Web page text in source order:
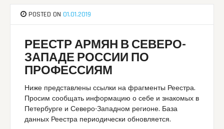
POSTED ON 01.01.2019
РЕЕСТР АРМЯН В СЕВЕРО-
ЗАПАДЕ РОССИИ ПО
ПРОФЕССИЯМ
Ниже представлены ссылки на фрагменты Реестра.
Просим сообщать информацию о себе и знакомых в
Петербурге и Северо-Западном регионе. База
данных Реестра периодически обновляется.